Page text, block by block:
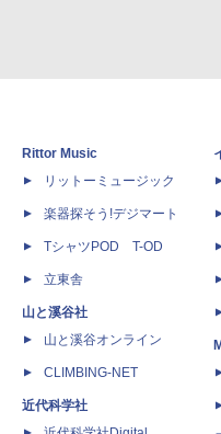
Rittor Music
リットーミュージック
楽器探そう!デジマート
TシャツPOD T-OD
立東舎
山と溪谷社
山と溪谷オンライン
CLIMBING-NET
近代科学社